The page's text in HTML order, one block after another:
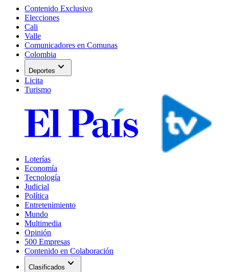
Contenido Exclusivo
Elecciones
Cali
Valle
Comunicadores en Comunas
Colombia
Deportes expand_more
Licita
Turismo
Loterías
Economía
Tecnología
Judicial
Política
Entretenimiento
Mundo
Multimedia
Opinión
500 Empresas
Contenido en Colaboración
Clasificados expand_more